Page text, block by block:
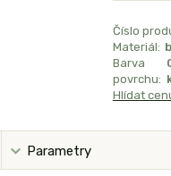
Číslo
Materiál:
Barva
povrchu:
Hlídat
Parametry